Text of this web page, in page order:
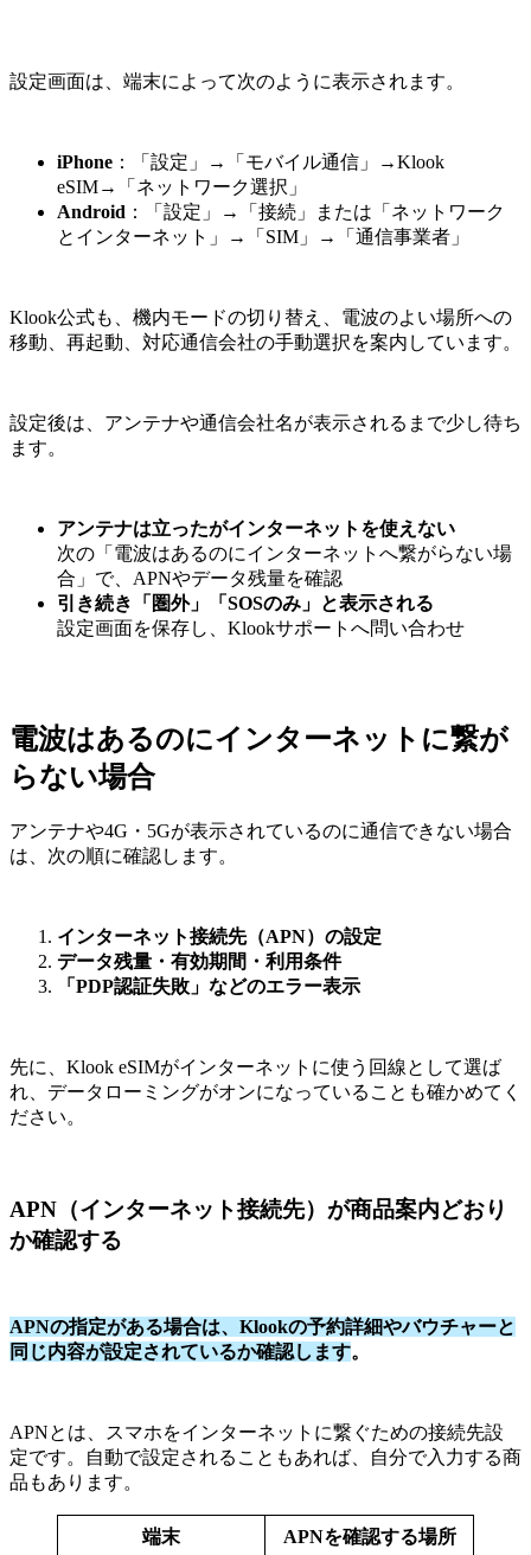
設定画面は、端末によって次のように表示されます。
iPhone ：「設定」→「モバイル通信」→Klook
eSIM→「ネットワーク選択」
Android ：「設定」→「接続」または「ネットワーク
とインターネット」→「SIM」→「通信事業者」
Klook公式も、機内モードの切り替え、電波のよい場所への
移動、再起動、対応通信会社の手動選択を案内しています。
設定後は、アンテナや通信会社名が表示されるまで少し待ち
ます。
アンテナは立ったがインターネットを使えない
次の「電波はあるのにインターネットへ繋がらない場
合」で、APNやデータ残量を確認
引き続き「圏外」「SOSのみ」と表示される
設定画面を保存し、Klookサポートへ問い合わせ
電波はあるのにインターネットに繋が
らない場合
アンテナや4G・5Gが表示されているのに通信できない場合
は、次の順に確認します。
インターネット接続先（APN）の設定
データ残量・有効期間・利用条件
「PDP認証失敗」などのエラー表示
先に、Klook eSIMがインターネットに使う回線として選ば
れ、データローミングがオンになっていることも確かめてく
ださい。
APN（インターネット接続先）が商品案内どおり
か確認する
APNの指定がある場合は、Klookの予約詳細やバウチャーと
同じ内容が設定されているか確認します。
APNとは、スマホをインターネットに繋ぐための接続先設
定です。自動で設定されることもあれば、自分で入力する商
品もあります。
端末 APNを確認する場所